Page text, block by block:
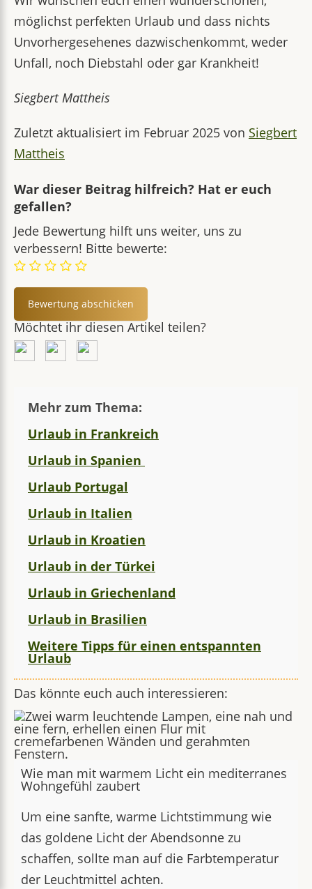
möglichst perfekten Urlaub und dass nichts
Unvorhergesehenes dazwischenkommt, weder
Unfall, noch Diebstahl oder gar Krankheit!
Siegbert Mattheis
Zuletzt aktualisiert im Februar 2025 von Siegbert
Mattheis
War dieser Beitrag hilfreich? Hat er euch
gefallen?
Jede Bewertung hilft uns weiter, uns zu
verbessern! Bitte bewerte:
Möchtet ihr diesen Artikel teilen?
Mehr zum Thema:
Urlaub in Frankreich
Urlaub in Spanien
Urlaub Portugal
Urlaub in Italien
Urlaub in Kroatien
Urlaub in der Türkei
Urlaub in Griechenland
Urlaub in Brasilien
Weitere Tipps für einen entspannten
Urlaub
Das könnte euch auch interessieren:
Wie man mit warmem Licht ein mediterranes
Wohngefühl zaubert
Um eine sanfte, warme Lichtstimmung wie
das goldene Licht der Abendsonne zu
schaffen, sollte man auf die Farbtemperatur
der Leuchtmittel achten.